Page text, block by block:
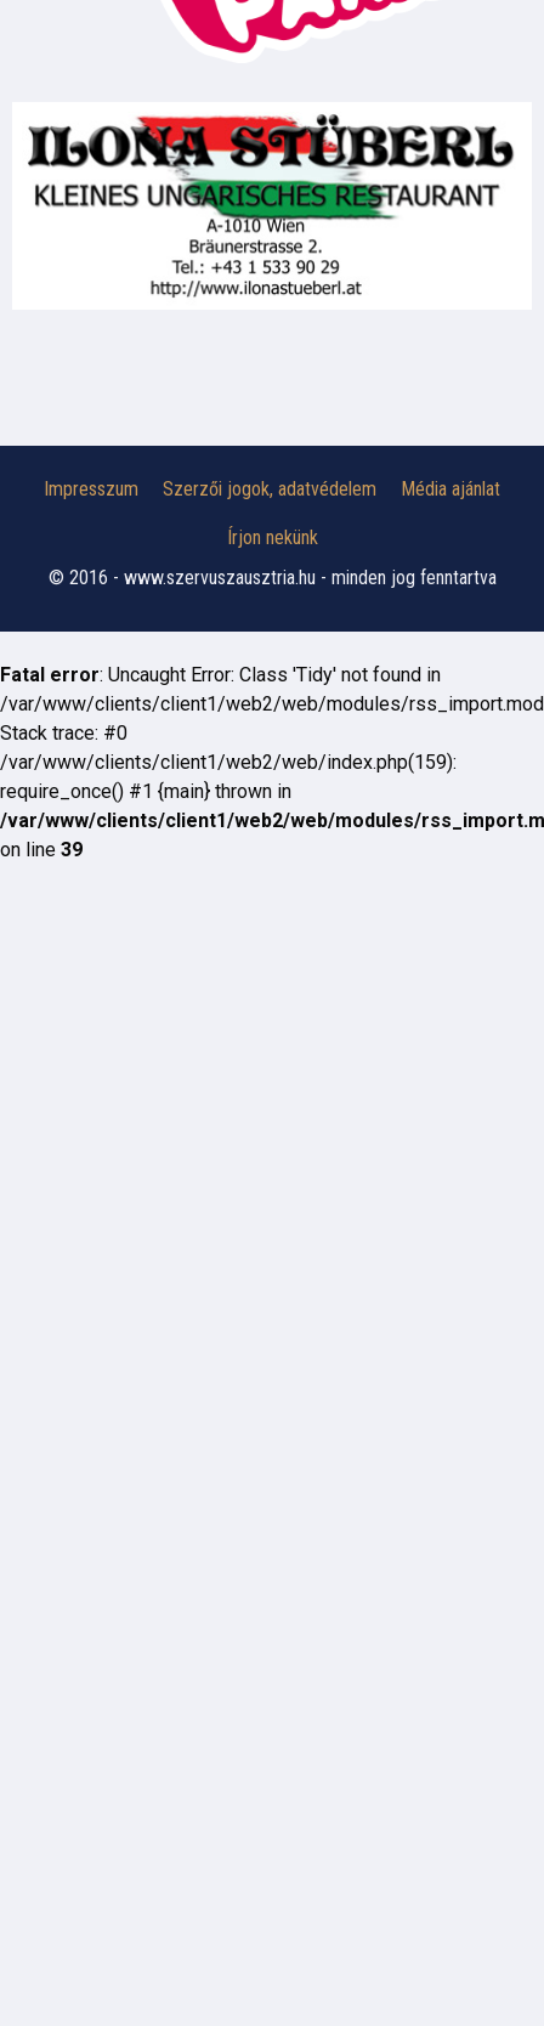
Impresszum Szerzői jogok, adatvédelem Média ajánlat
Írjon nekünk
© 2016 - www.szervuszausztria.hu - minden jog fenntartva
Fatal error: Uncaught Error: Class 'Tidy' not found in
/var/www/clients/client1/web2/web/modules/
Stack trace: #0
/var/www/clients/client1/web2/web/index.php(159):
require_once() #1 {main} thrown in
/var/www/clients/client1/web2/web/modules/
on line 39